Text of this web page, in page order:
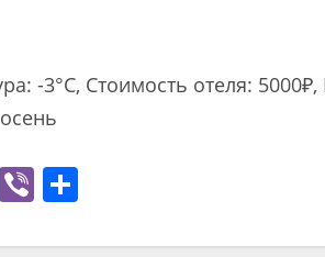
-3°C, Стоимость отеля:
Odnoklassniki
Viber